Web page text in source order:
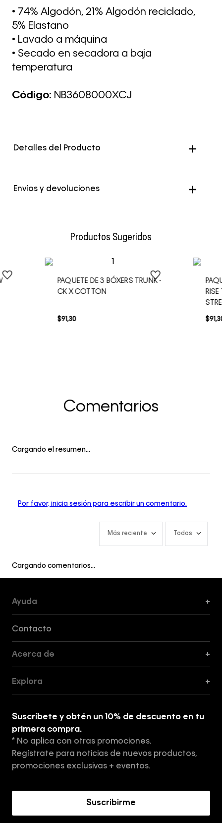
• 74% Algodón, 21% Algodón reciclado,
5% Elastano
• Lavado a máquina
• Secado en secadora a baja
temperatura
Código: NB3608000XCJ
Detalles del Producto
Color Multicolor
Envíos y devoluciones
Productos Sugeridos
PAQUETE DE 3 BÓXERS TRUNK -
CK X COTTON
$91,30 $91,
Comentarios
Cargando el resumen…
Por favor, inicia sesión para escribir un comentario.
Más reciente Todos
Cargando comentarios…
Ayuda +
Contacto
Acerca de +
Tiendas
Aviso de privacidad
Términos y Condiciones
Explora +
Suscríbete y obtén un 10% de descuento en tu
primera compra.
* No aplica con otras promociones.
Regístrate para noticias de nuevos productos,
promociones exclusivas + eventos.
Suscribirme